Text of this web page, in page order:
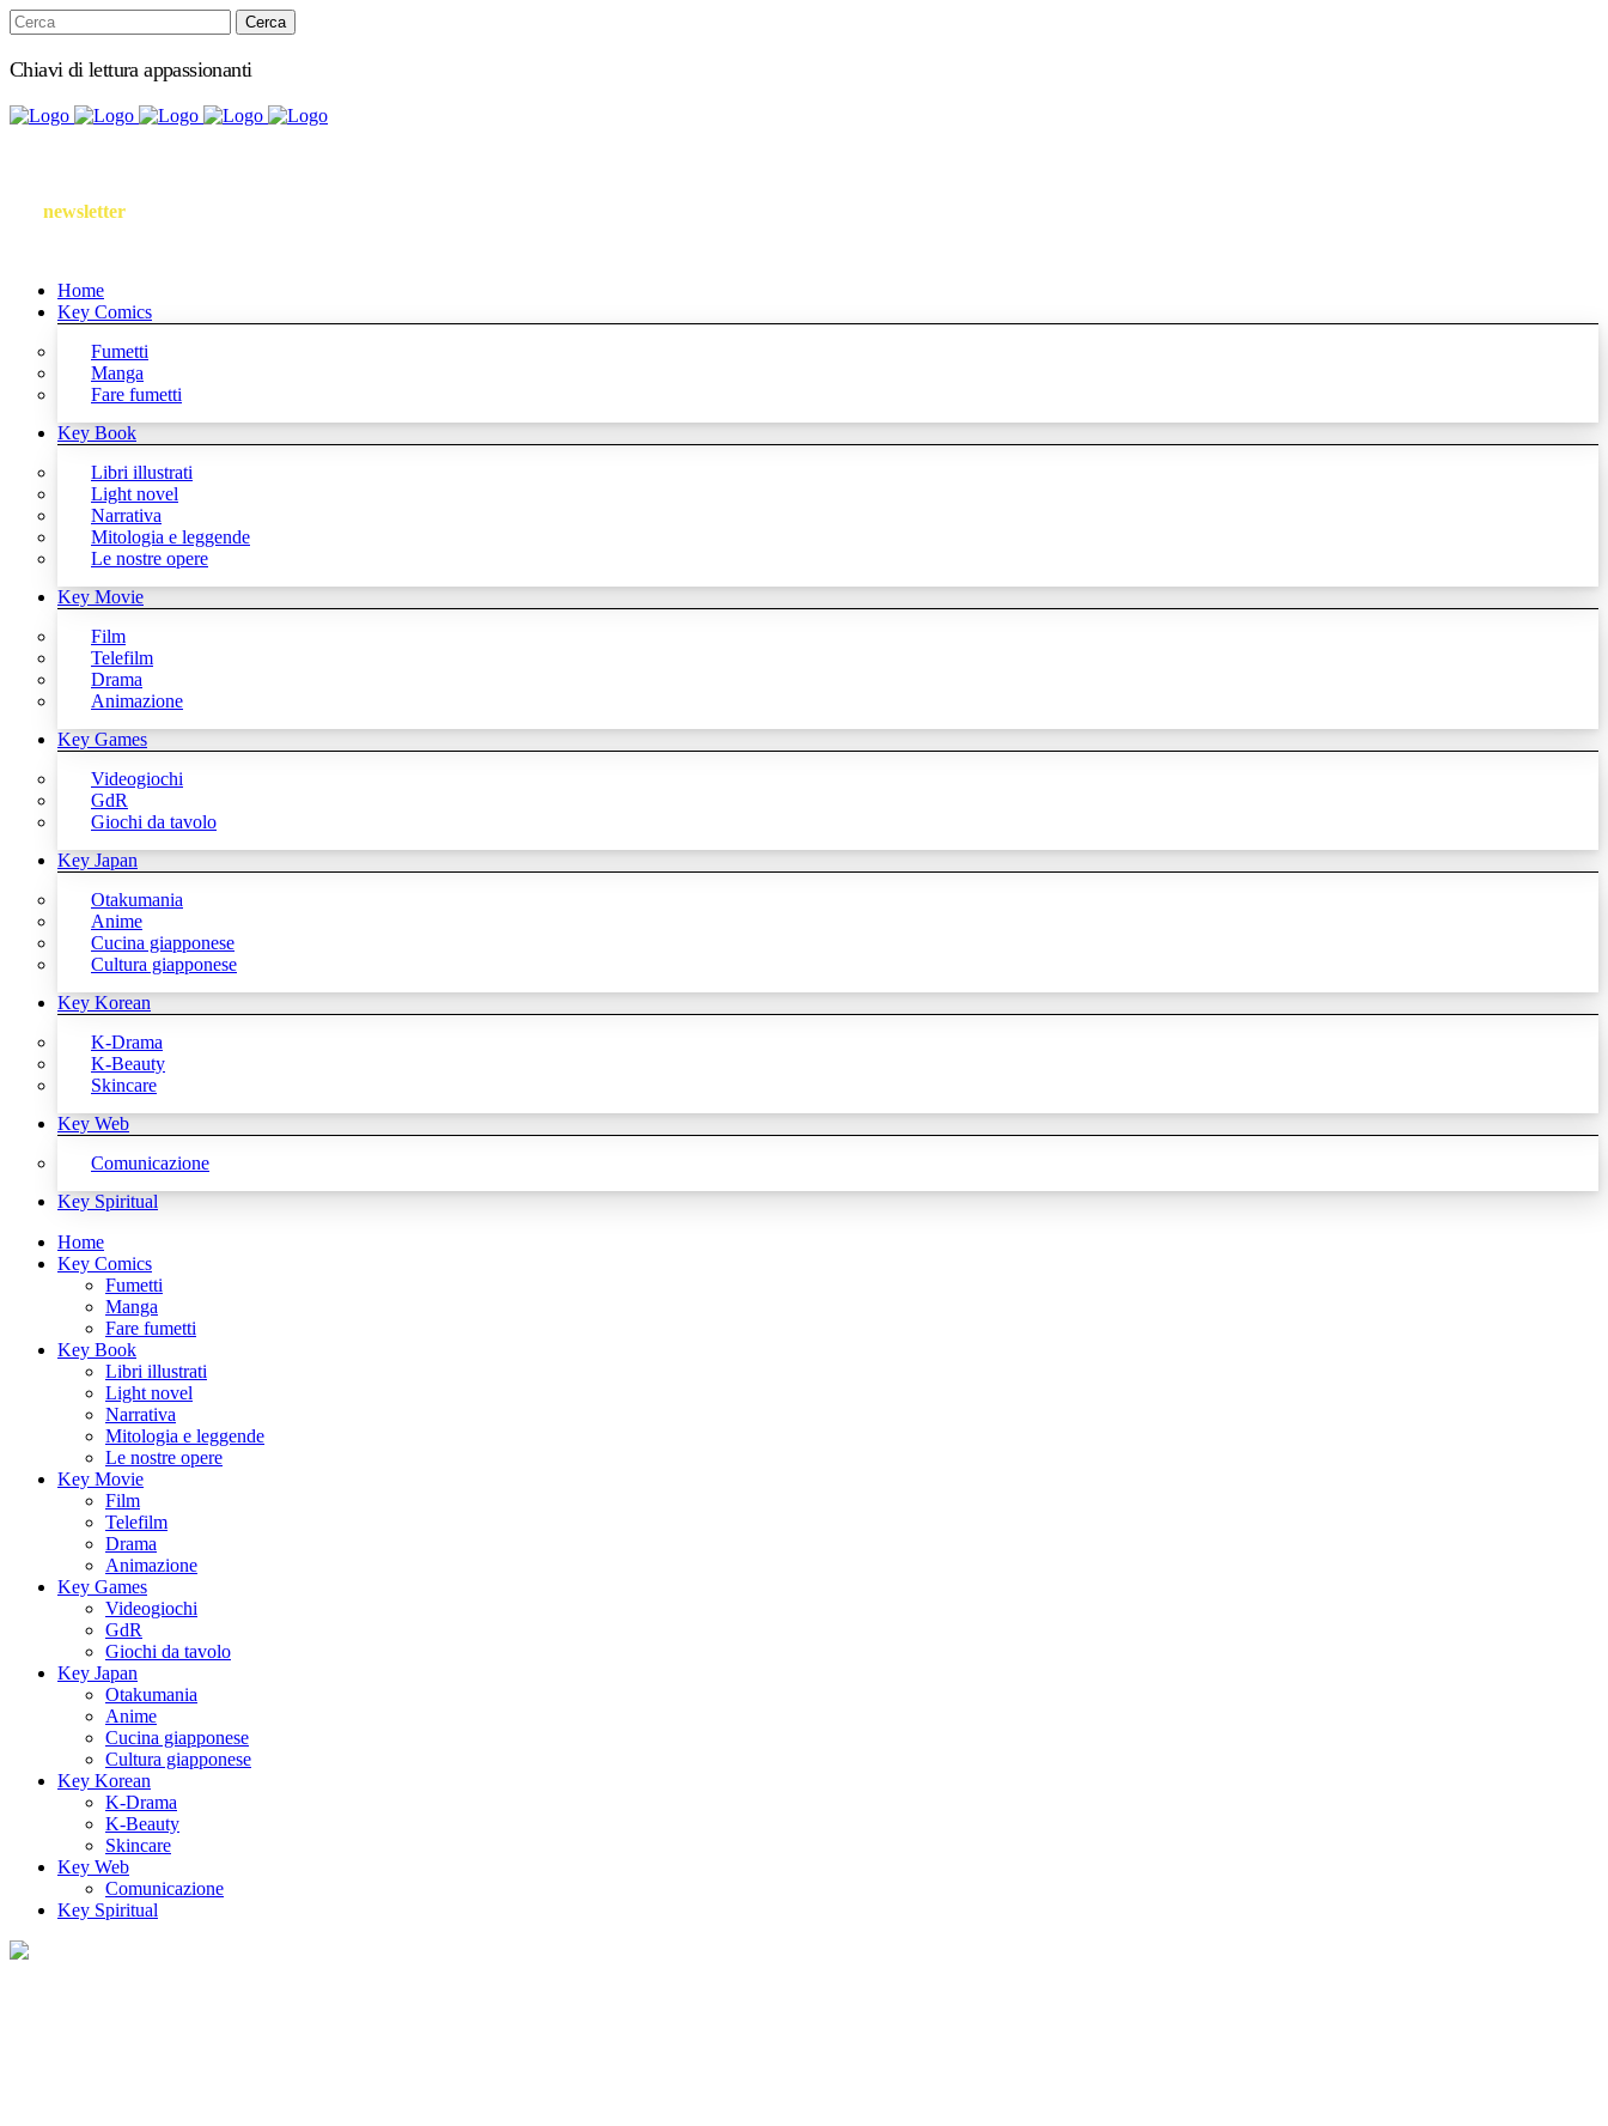
Chiavi di lettura appassionanti
newsletter
Home
Key Comics
Fumetti
Manga
Fare fumetti
Key Book
Libri illustrati
Light novel
Narrativa
Mitologia e leggende
Le nostre opere
Key Movie
Film
Telefilm
Drama
Animazione
Key Games
Videogiochi
GdR
Giochi da tavolo
Key Japan
Otakumania
Anime
Cucina giapponese
Cultura giapponese
Key Korean
K-Drama
K-Beauty
Skincare
Key Web
Comunicazione
Key Spiritual
Home
Key Comics
Fumetti
Manga
Fare fumetti
Key Book
Libri illustrati
Light novel
Narrativa
Mitologia e leggende
Le nostre opere
Key Movie
Film
Telefilm
Drama
Animazione
Key Games
Videogiochi
GdR
Giochi da tavolo
Key Japan
Otakumania
Anime
Cucina giapponese
Cultura giapponese
Key Korean
K-Drama
K-Beauty
Skincare
Key Web
Comunicazione
Key Spiritual